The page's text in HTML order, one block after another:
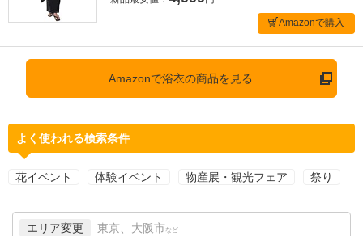
Amazonで購入
Amazonで浴衣の商品を見る
よく使われる検索条件
花イベント 体験イベント 物産展・観光フェア 祭り
エリア変更 東京、大阪市 など